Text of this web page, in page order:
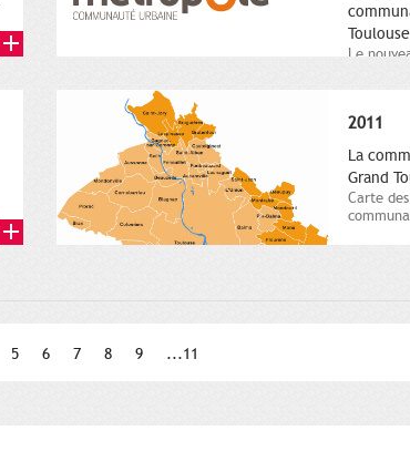
Toulouse
Le
2011
La
Grand
Carte
5 6 7 8 9 ...11